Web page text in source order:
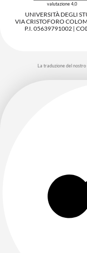
valutazione 4,0
UNIVERSITÀ DEGLI
VIA CRISTOFORO
P.I. 05639791002 |
La traduzione del